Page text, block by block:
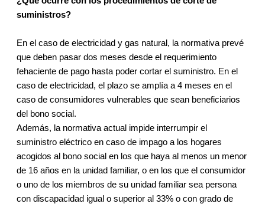
suministros?
En el caso de electricidad y gas natural, la normativa prevé
que deben pasar dos meses desde el requerimiento
fehaciente de pago hasta poder cortar el suministro. En el
caso de electricidad, el plazo se amplía a 4 meses en el
caso de consumidores vulnerables que sean beneficiarios
del bono social.
Además, la normativa actual impide interrumpir el
suministro eléctrico en caso de impago a los hogares
acogidos al bono social en los que haya al menos un menor
de 16 años en la unidad familiar, o en los que el consumidor
o uno de los miembros de su unidad familiar sea persona
con discapacidad igual o superior al 33% o con grado de